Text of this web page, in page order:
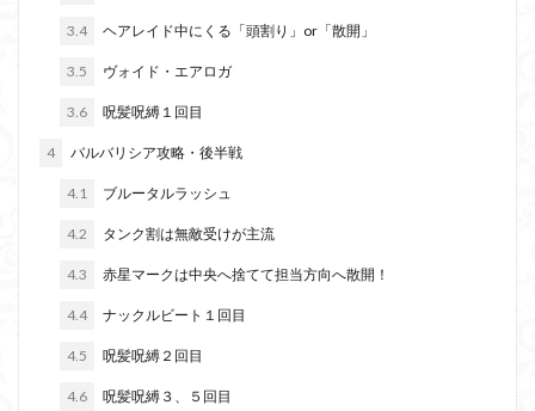
3.4 ヘアレイド中にくる「頭割り」or「散開」
3.5 ヴォイド・エアロガ
3.6 呪髪呪縛１回目
4 バルバリシア攻略・後半戦
4.1 ブルータルラッシュ
4.2 タンク割は無敵受けが主流
4.3 赤星マークは中央へ捨てて担当方向へ散開！
4.4 ナックルビート１回目
4.5 呪髪呪縛２回目
4.6 呪髪呪縛３、５回目